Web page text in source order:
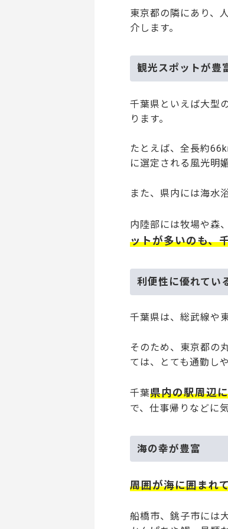
東京都の隣にあり、
介します。
観光スポットが豊
千葉県といえば大型
ります。
たとえば、全長約
に選定される風光明
また、県内には海水
内陸部には牧場や森
ットが多いのも、
利便性に優れてい
千葉県は、総武線や
そのため、東京都の
ては、とても通勤し
千葉県内の駅周辺
で、仕事帰りなどに
海の幸が豊富
周囲が海に囲まれ
船橋市、銚子市には